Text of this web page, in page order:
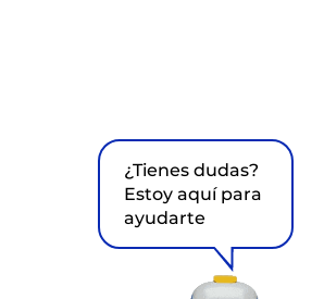
¿Tienes dudas?
Estoy aquí para
ayudarte